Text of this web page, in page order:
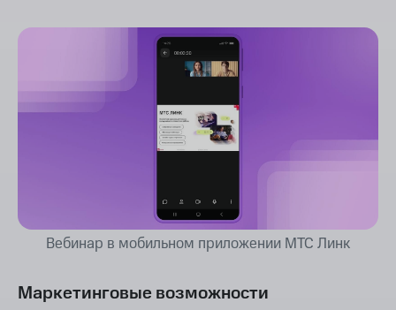
Вебинар в мобильном приложении МТС Линк
Маркетинговые возможности